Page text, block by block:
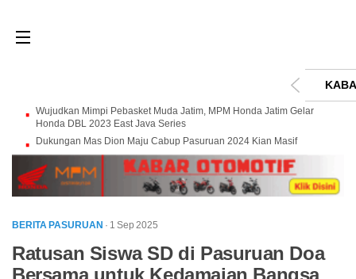
Wujudkan Mimpi Pebasket Muda Jatim, MPM Honda Jatim Gelar
Honda DBL 2023 East Java Series
Dukungan Mas Dion Maju Cabup Pasuruan 2024 Kian Masif
BERITA PASURUAN · 1 Sep 2025
Ratusan Siswa SD di Pasuruan Doa
Bersama untuk Kedamaian Bangsa